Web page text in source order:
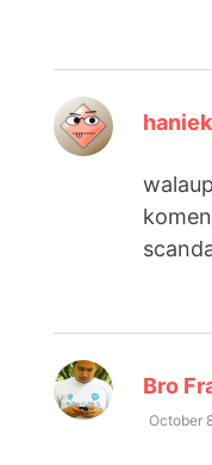
Bro
October